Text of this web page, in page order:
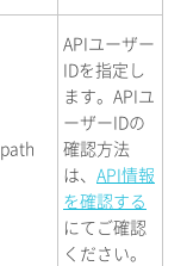
path
APIユーザー
IDを指定し
ます。APIユ
ーザーIDの
確認方法
は、 API情報
を確認する
にてご確認
ください。